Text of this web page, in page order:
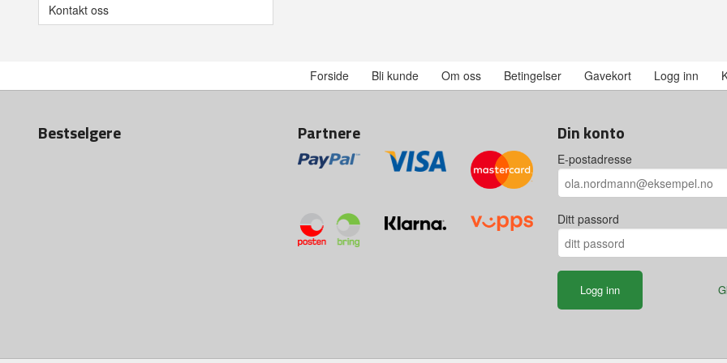
Kontakt oss
Forside Bli kunde Om oss Betingelser Gavekort Logg inn
Bestselgere Partnere Din konto
E-postadresse
Ditt passord